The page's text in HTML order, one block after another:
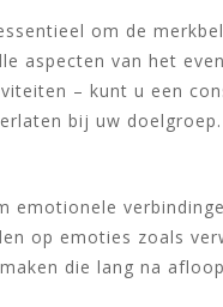
om de
aspecten van het
– kunt u een
bij uw doelgroep.
emotionele
op emoties zoals
die lang na